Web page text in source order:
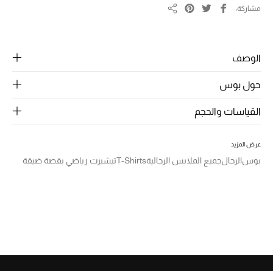
مستلزمات المنزل
المجوهرات
نسوقوا أحدث ما وصلنا
مشاركة
الوصف
حول بوس
القياسات والحجم
عرض المزيد
بوسالرجالجميع الملابس الرجاليةT-Shirtsتيشيرت رياضي بقصة ضيقة